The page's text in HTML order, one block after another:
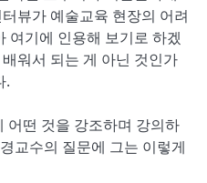
뷰가 예술교육 현장의 어려
여기에 인용해 보기로 하겠
워서 되는 게 아닌 것인가
.
어떤 것을 강조하며 강의하
교수의 질문에 그는 이렇게